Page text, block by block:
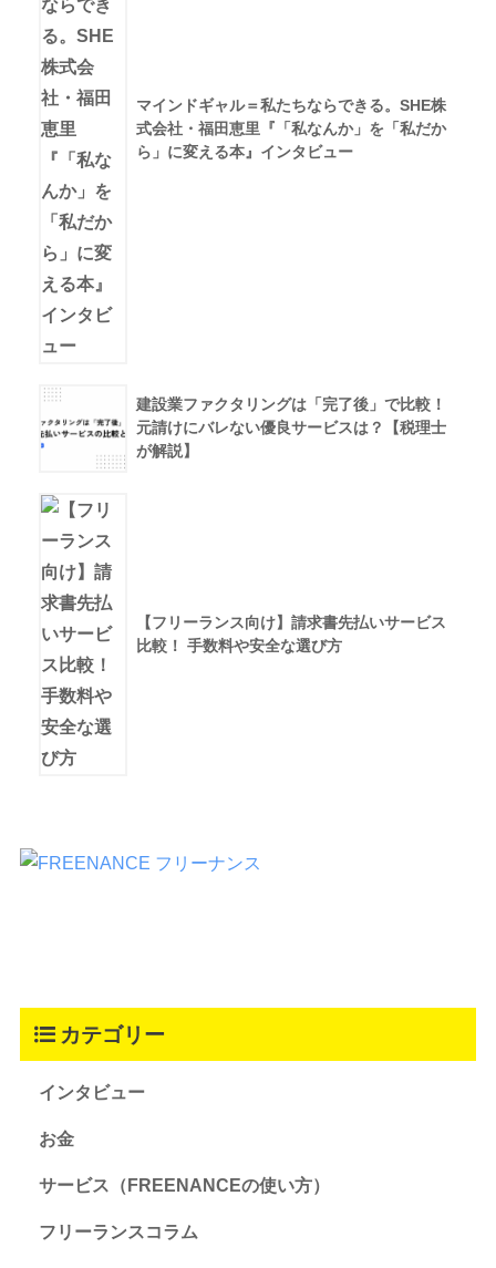
マインドギャル＝私たちならできる。SHE株
式会社・福田恵里『「私なんか」を「私だか
ら」に変える本』インタビュー
建設業ファクタリングは「完了後」で比較！
元請けにバレない優良サービスは？【税理士
が解説】
【フリーランス向け】請求書先払いサービス
比較！ 手数料や安全な選び方
カテゴリー
インタビュー
お金
サービス（FREENANCEの使い方）
フリーランスコラム